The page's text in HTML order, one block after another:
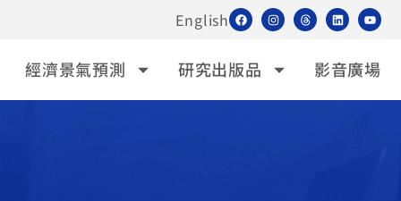
English
經濟景氣預測 研究出版品 影音廣場